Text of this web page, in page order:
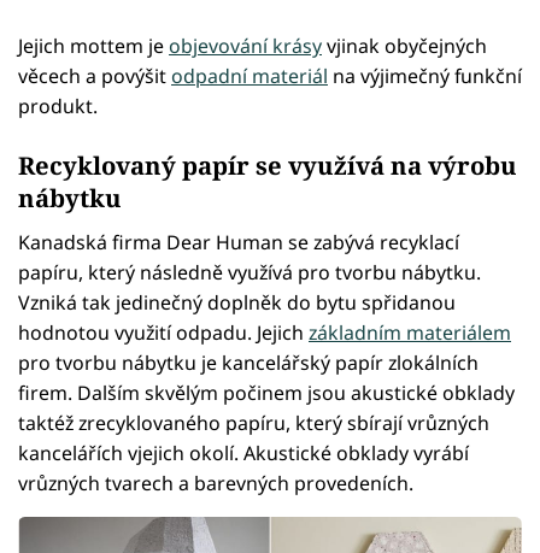
Jejich mottem jeobjevování krásyvjinak obyčejných
věcech a povýšitodpadní materiál na výjimečný funkční
produkt.
Recyklovaný papír se využívá na výrobu
nábytku
Kanadská firma Dear Human se zabývá recyklací
papíru, který následně využívá pro tvorbu nábytku.
Vzniká tak jedinečný doplněk do bytu spřidanou
hodnotou využití odpadu. Jejich základním materiálem
pro tvorbu nábytku je kancelářský papír zlokálních
firem. Dalším skvělým počinem jsou akustické obklady
taktéž zrecyklovaného papíru, který sbírají vrůzných
kancelářích vjejich okolí. Akustické obklady vyrábí
vrůzných tvarech a barevných provedeních.